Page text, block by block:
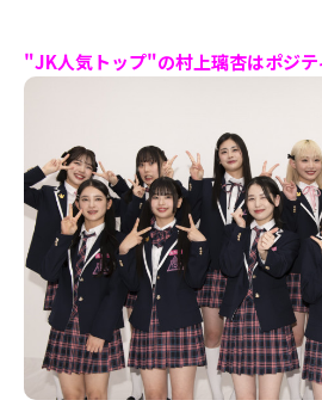
"JK人気トップ"の村上璃杏はポジ